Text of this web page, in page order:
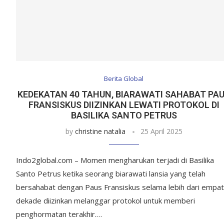
Berita Global
KEDEKATAN 40 TAHUN, BIARAWATI SAHABAT
FRANSISKUS DIIZINKAN LEWATI PROTOKOL DI
BASILIKA SANTO PETRUS
by christine natalia 25 April 2025
Indo2global.com – Momen mengharukan terjadi di Basilika
Santo Petrus ketika seorang biarawati lansia yang telah
bersahabat dengan Paus Fransiskus selama lebih dari empat
dekade diizinkan melanggar protokol untuk memberi
penghormatan terakhir.…